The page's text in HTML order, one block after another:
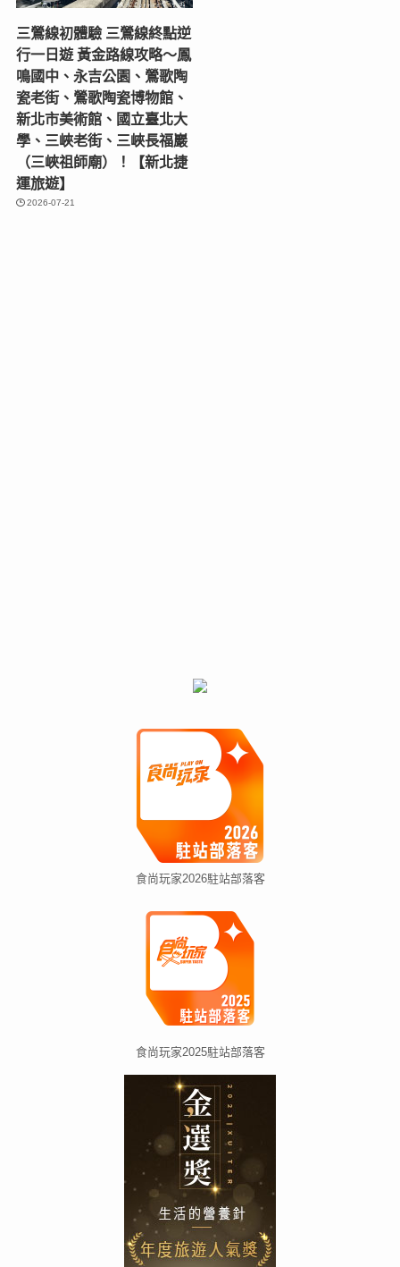
三鶯線初體驗 三鶯線終點逆
行一日遊 黃金路線攻略～鳳
鳴國中、永吉公園、鶯歌陶
瓷老街、鶯歌陶瓷博物館、
新北市美術館、國立臺北大
學、三峽老街、三峽長福巖
（三峽祖師廟）！【新北捷
運旅遊】
2026-07-21
食尚玩家2026駐站部落客
食尚玩家2025駐站部落客